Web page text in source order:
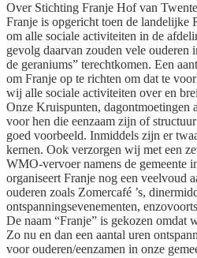
Over Stichting Franje Hof van Twente
Franje is opgericht toen de landelijke
om alle sociale activiteiten in de
gevolg daarvan zouden vele ouderen
de geraniums” terechtkomen. Een
om Franje op te richten om dat te
wij alle sociale activiteiten over en
Onze Kruispunten, dagontmoetingen
voor hen die eenzaam zijn of
goed voorbeeld. Inmiddels zijn er
kernen. Ook verzorgen wij met een
WMO-vervoer namens de gemeente
organiseert Franje nog een veelvoud
ouderen zoals Zomercafé ’s,
ontspanningsevenementen,
De naam “Franje” is gekozen omdat
Zo nu en dan een aantal uren
voor ouderen/eenzamen in onze